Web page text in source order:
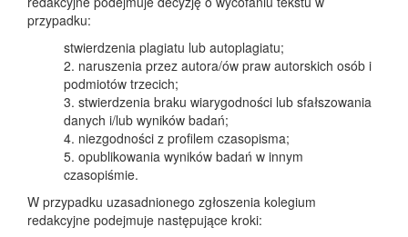
przypadku:
stwierdzenia plagiatu lub autoplagiatu;
2. naruszenia przez autora/ów praw autorskich osób i
podmiotów trzecich;
3. stwierdzenia braku wiarygodności lub sfałszowania
danych i/lub wyników badań;
4. niezgodności z profilem czasopisma;
5. opublikowania wyników badań w innym
czasopiśmie.
W przypadku uzasadnionego zgłoszenia kolegium
redakcyjne podejmuje następujące kroki: